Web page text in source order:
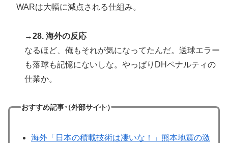
WARは大幅に減点される仕組み。
→28. 海外の反応
なるほど、俺もそれが気になってたんだ。送球エラー
も落球も記憶にないしな。やっぱりDHペナルティの
仕業か。
おすすめ記事（外部サイト）
海外「日本の積載技術は凄いな！」熊本地震の激